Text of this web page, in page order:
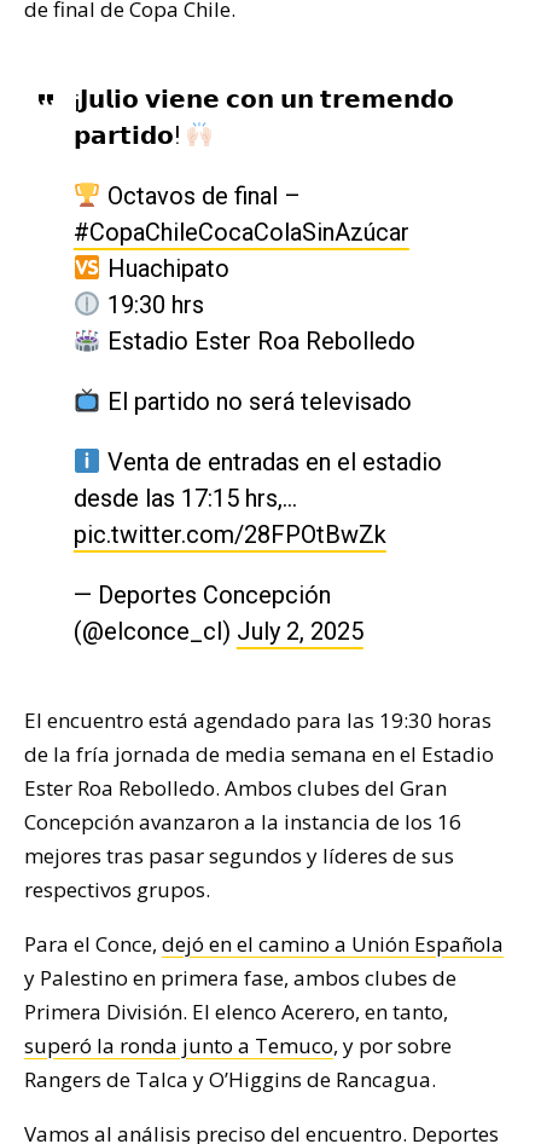
de final de Copa Chile.
¡𝗝𝘂𝗹𝗶𝗼 𝘃𝗶𝗲𝗻𝗲 𝗰𝗼𝗻 𝘂𝗻 𝘁𝗿𝗲𝗺𝗲𝗻𝗱𝗼
𝗽𝗮𝗿𝘁𝗶𝗱𝗼!
Octavos de final –
#CopaChileCocaColaSinAzúcar
Huachipato
19:30 hrs
Estadio Ester Roa Rebolledo
El partido no será televisado
Venta de entradas en el estadio
desde las 17:15 hrs,…
pic.twitter.com/28FPOtBwZk
— Deportes Concepción
(@elconce_cl) July 2, 2025
El encuentro está agendado para las 19:30 horas
de la fría jornada de media semana en el Estadio
Ester Roa Rebolledo. Ambos clubes del Gran
Concepción avanzaron a la instancia de los 16
mejores tras pasar segundos y líderes de sus
respectivos grupos.
Para el Conce, dejó en el camino a Unión Española
y Palestino en primera fase, ambos clubes de
Primera División. El elenco Acerero, en tanto,
superó la ronda junto a Temuco, y por sobre
Rangers de Talca y O’Higgins de Rancagua.
Vamos al análisis preciso del encuentro. Deportes